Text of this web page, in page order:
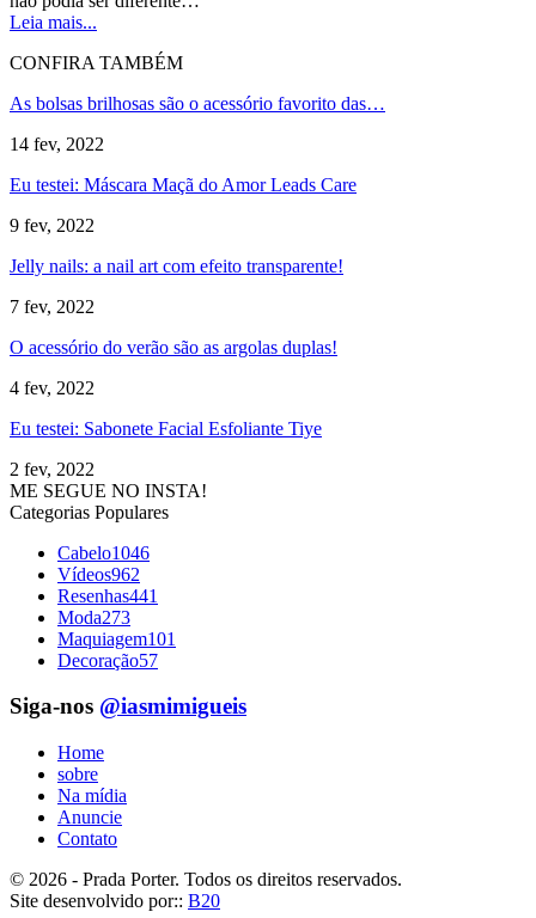
Leia mais...
CONFIRA TAMBÉM
As bolsas brilhosas são o acessório favorito das…
14 fev, 2022
Eu testei: Máscara Maçã do Amor Leads Care
9 fev, 2022
Jelly nails: a nail art com efeito transparente!
7 fev, 2022
O acessório do verão são as argolas duplas!
4 fev, 2022
Eu testei: Sabonete Facial Esfoliante Tiye
2 fev, 2022
ME SEGUE NO INSTA!
Categorias Populares
Cabelo1046
Vídeos962
Resenhas441
Moda273
Maquiagem101
Decoração57
Siga-nos @iasmimigueis
Home
sobre
Na mídia
Anuncie
Contato
© 2026 - Prada Porter. Todos os direitos reservados.
Site desenvolvido por:: B20